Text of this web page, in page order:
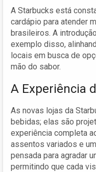
A Starbucks está
cardápio para atender
brasileiros. A
exemplo disso,
locais em busca de
mão do sabor.
A Experiência
As novas lojas da
bebidas; elas são
experiência completa
assentos variados e
pensada para agradar
permitindo que cada